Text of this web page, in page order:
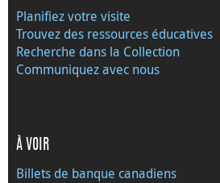
Planifiez votre visite
Trouvez des ressources éducatives
Recherche dans la Collection
Communiquez avec nous
À VOIR
Billets de banque canadiens